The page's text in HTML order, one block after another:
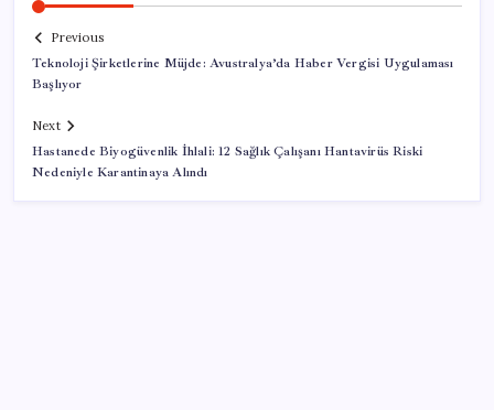
Previous
Teknoloji Şirketlerine Müjde: Avustralya’da Haber Vergisi Uygulaması
Başlıyor
Next
Hastanede Biyogüvenlik İhlali: 12 Sağlık Çalışanı Hantavirüs Riski
Nedeniyle Karantinaya Alındı